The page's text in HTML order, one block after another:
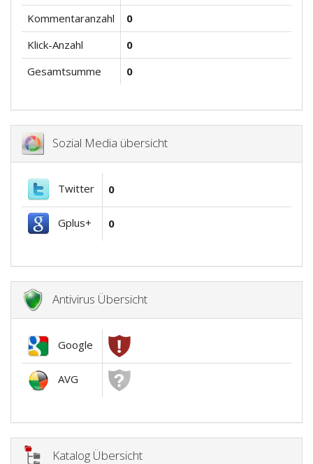
Kommentaranzahl
0
Klick-Anzahl
0
Gesamtsumme
0
Sozial Media übersicht
Twitter 0
Gplus+ 0
Antivirus Übersicht
Google
AVG
Katalog Übersicht